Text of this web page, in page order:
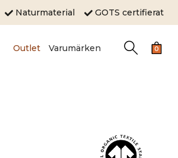
Naturmaterial GOTS certifierat
Outlet Varumärken 0